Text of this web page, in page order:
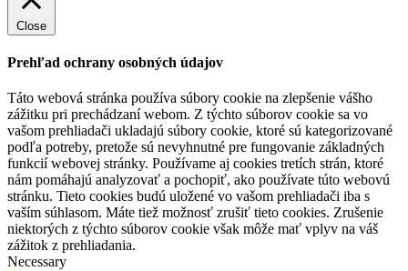
Close
Prehľad ochrany osobných údajov
Táto webová stránka používa súbory cookie na zlepšenie vášho
zážitku pri prechádzaní webom. Z týchto súborov cookie sa vo
vašom prehliadači ukladajú súbory cookie, ktoré sú kategorizované
podľa potreby, pretože sú nevyhnutné pre fungovanie základných
funkcií webovej stránky. Používame aj cookies tretích strán, ktoré
nám pomáhajú analyzovať a pochopiť, ako používate túto webovú
stránku. Tieto cookies budú uložené vo vašom prehliadači iba s
vaším súhlasom. Máte tiež možnosť zrušiť tieto cookies. Zrušenie
niektorých z týchto súborov cookie však môže mať vplyv na váš
zážitok z prehliadania.
Necessary